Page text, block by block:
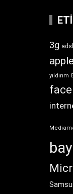
3g adsl
apple
yıldırım